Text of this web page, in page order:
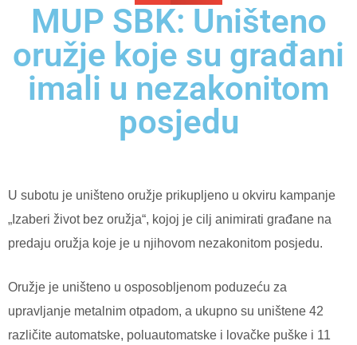
MUP SBK: Uništeno
oružje koje su građani
imali u nezakonitom
posjedu
U subotu je uništeno oružje prikupljeno u okviru kampanje
„Izaberi život bez oružja“, kojoj je cilj animirati građane na
predaju oružja koje je u njihovom nezakonitom posjedu.
Oružje je uništeno u osposobljenom poduzeću za
upravljanje metalnim otpadom, a ukupno su uništene 42
različite automatske, poluautomatske i lovačke puške i 11